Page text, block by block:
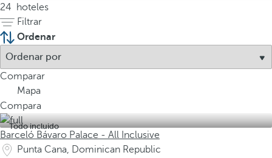
24
hoteles
Filtrar
Ordenar
Comparar
Mapa
Compara
Todo incluido
Barceló Bávaro Palace - All Inclusive
Punta Cana, Dominican Republic